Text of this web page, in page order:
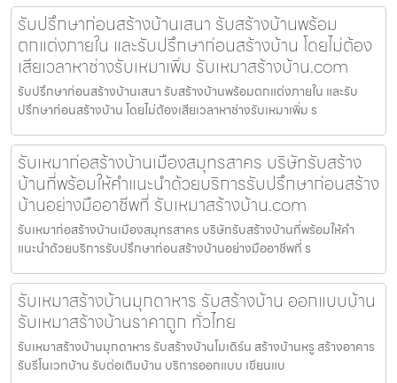
รับปรึกษาก่อนสร้างบ้านเสนา รับสร้างบ้านพร้อม
ตกแต่งภายใน และรับปรึกษาก่อนสร้างบ้าน โดยไม่ต้อง
เสียเวลาหาช่างรับเหมาเพิ่ม รับเหมาสร้างบ้าน.com
รับปรึกษาก่อนสร้างบ้านเสนา รับสร้างบ้านพร้อมตกแต่งภายใน และรับ
ปรึกษาก่อนสร้างบ้าน โดยไม่ต้องเสียเวลาหาช่างรับเหมาเพิ่ม ร
รับเหมาก่อสร้างบ้านเมืองสมุทรสาคร บริษัทรับสร้าง
บ้านที่พร้อมให้คำแนะนำด้วยบริการรับปรึกษาก่อนสร้าง
บ้านอย่างมืออาชีพที่ รับเหมาสร้างบ้าน.com
รับเหมาก่อสร้างบ้านเมืองสมุทรสาคร บริษัทรับสร้างบ้านที่พร้อมให้คำ
แนะนำด้วยบริการรับปรึกษาก่อนสร้างบ้านอย่างมืออาชีพที่ ร
รับเหมาสร้างบ้านมุกดาหาร รับสร้างบ้าน ออกแบบบ้าน
รับเหมาสร้างบ้านราคาถูก ทั่วไทย
รับเหมาสร้างบ้านมุกดาหาร รับสร้างบ้านโมเดิร์น สร้างบ้านหรู สร้างอาคาร
รับรีโนเวทบ้าน รับต่อเติมบ้าน บริการออกแบบ เขียนแบ